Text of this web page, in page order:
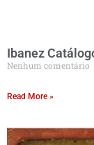
Ibanez
Nenhum comentário
Read More »